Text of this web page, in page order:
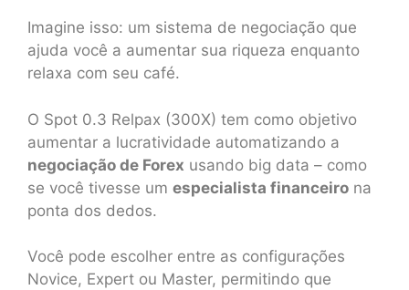
Imagine isso: um sistema de negociação que
ajuda você a aumentar sua riqueza enquanto
relaxa com seu café.
O Spot 0.3 Relpax (300X) tem como objetivo
aumentar a lucratividade automatizando a
negociação de Forex usando big data – como
se você tivesse um especialista financeiro na
ponta dos dedos.
Você pode escolher entre as configurações
Novice, Expert ou Master, permitindo que